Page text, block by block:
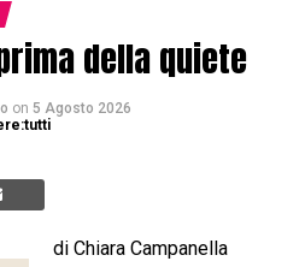
della quiete
on 5 Agosto 2026
di Chiara Campanella